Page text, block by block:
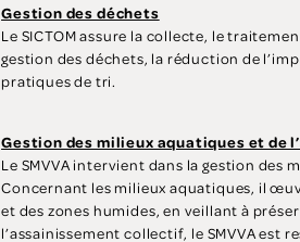
Gestion des déchets
Le SICTOM assure la collecte, le
gestion des déchets, la réduction de
pratiques de tri.
Gestion des milieux aquatiques et de
Le SMVVA intervient dans la gestion
Concernant les milieux aquatiques, il
et des zones humides, en veillant à
l’assainissement collectif, le SMVVA est